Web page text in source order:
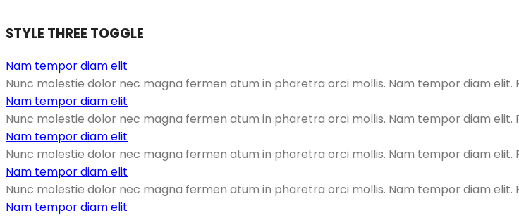
STYLE THREE TOGGLE
Nam tempor diam elit
Nunc molestie dolor nec magna fermen atum in pharetra orci mollis. Nam tempor diam
Nam tempor diam elit
Nunc molestie dolor nec magna fermen atum in pharetra orci mollis. Nam tempor diam
Nam tempor diam elit
Nunc molestie dolor nec magna fermen atum in pharetra orci mollis. Nam tempor diam
Nam tempor diam elit
Nunc molestie dolor nec magna fermen atum in pharetra orci mollis. Nam tempor diam
Nam tempor diam elit